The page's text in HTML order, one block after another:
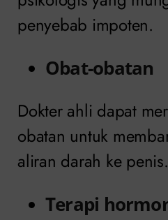
penyebab impoten.
Obat-obatan
Dokter ahli dapat
obatan untuk
aliran darah ke penis.
Terapi